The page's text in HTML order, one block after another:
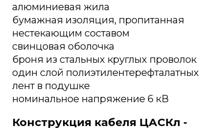
алюминиевая жила
бумажная изоляция, пропитанная
нестекающим составом
свинцовая оболочка
броня из стальных круглых проволок
один слой полиэтилентерефталатных
лент в подушке
номинальное напряжение 6 кВ
Конструкция кабеля ЦАСКл -